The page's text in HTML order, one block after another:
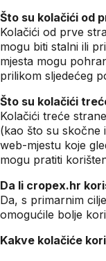
Što su kolačići od
Kolačići od prve
mogu biti stalni ili
mjesta mogu
prilikom sljedećeg
Što su kolačići
Kolačići treće
(kao što su skočne
web-mjestu koje
mogu pratiti
Da li cropex.hr
Da, s primarnim
omogućile bolje
Kakve kolačiće